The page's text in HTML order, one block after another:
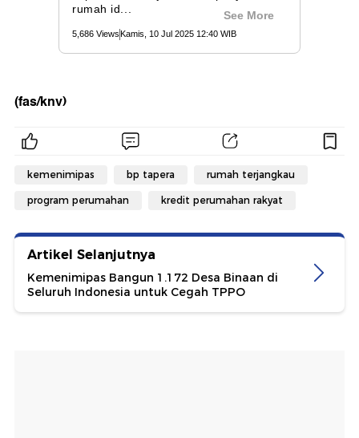
(fas/knv)
kemenimipas bp tapera rumah terjangkau
program perumahan kredit perumahan rakyat
Artikel Selanjutnya
Kemenimipas Bangun 1.172 Desa Binaan di
Seluruh Indonesia untuk Cegah TPPO